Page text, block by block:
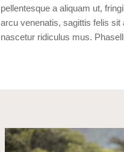
pellentesque a aliquam ut,
arcu venenatis, sagittis felis
nascetur ridiculus mus.